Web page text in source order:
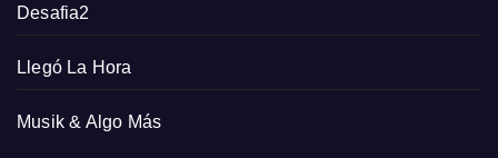
Desafia2
Llegó La Hora
Musik & Algo Más